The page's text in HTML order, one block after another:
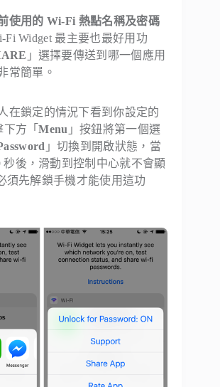
使用的 Wi-Fi 熱點名稱及密碼
Fi Widget 最主要也最好用功
」選擇要傳送到哪一個應用
常簡單。
在鎖定的情況下看到你設定的
下方「Menu 」按鈕將第一個選
」切換到開啟狀態，當
秒後，滑動到控制中心就不會顯
須先解鎖手機才能使用這功